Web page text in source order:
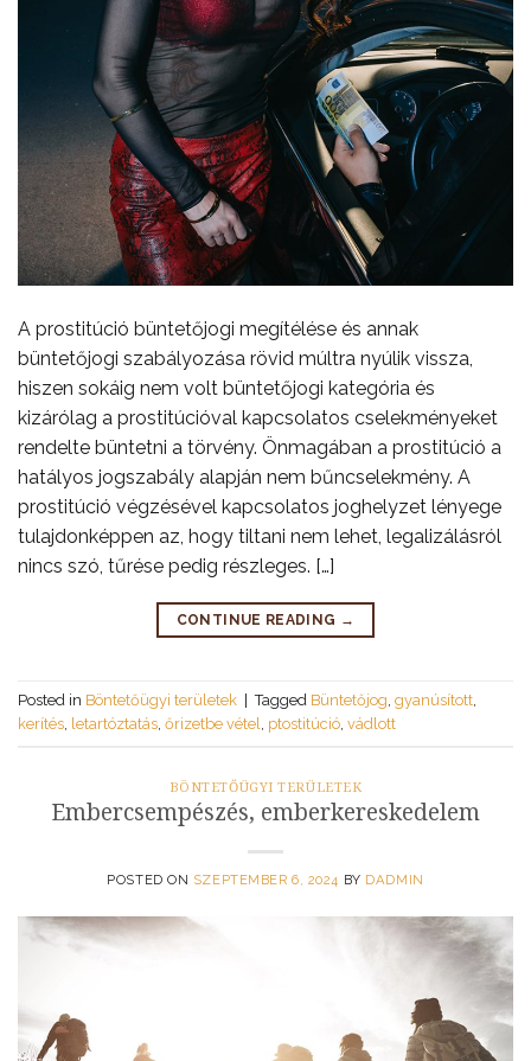
A prostitúció büntetőjogi megítélése és annak
büntetőjogi szabályozása rövid múltra nyúlik vissza,
hiszen sokáig nem volt büntetőjogi kategória és
kizárólag a prostitúcióval kapcsolatos cselekményeket
rendelte büntetni a törvény. Önmagában a prostitúció a
hatályos jogszabály alapján nem bűncselekmény. A
prostitúció végzésével kapcsolatos joghelyzet lényege
tulajdonképpen az, hogy tiltani nem lehet, legalizálásról
nincs szó, tűrése pedig részleges. […]
CONTINUE READING →
Posted in Böntetőügyi területek Tagged Büntetőjog, gyanúsított,
kerítés, letartóztatás, őrizetbe vétel, ptostitúció, vádlott
BÖNTETŐÜGYI TERÜLETEK
Embercsempészés, emberkereskedelem
POSTED ON SZEPTEMBER 6, 2024 BY DADMIN